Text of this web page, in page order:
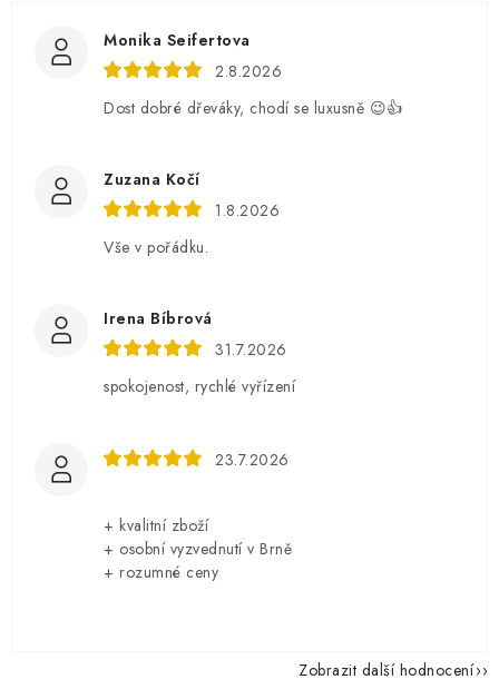
Monika Seifertova
2.8.2026
Dost dobré dřeváky, chodí se luxusně 😉👍
Zuzana Kočí
1.8.2026
Vše v pořádku.
Irena Bíbrová
31.7.2026
spokojenost, rychlé vyřízení
23.7.2026
+ kvalitní zboží
+ osobní vyzvednutí v Brně
+ rozumné ceny
Zobrazit další hodnocení